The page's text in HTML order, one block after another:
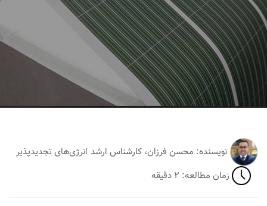
نویسنده: محسن فرزان، کارشناس ارشد انرژی‌های تجدیدپذیر
زمان مطالعه: ۲ دقیقه